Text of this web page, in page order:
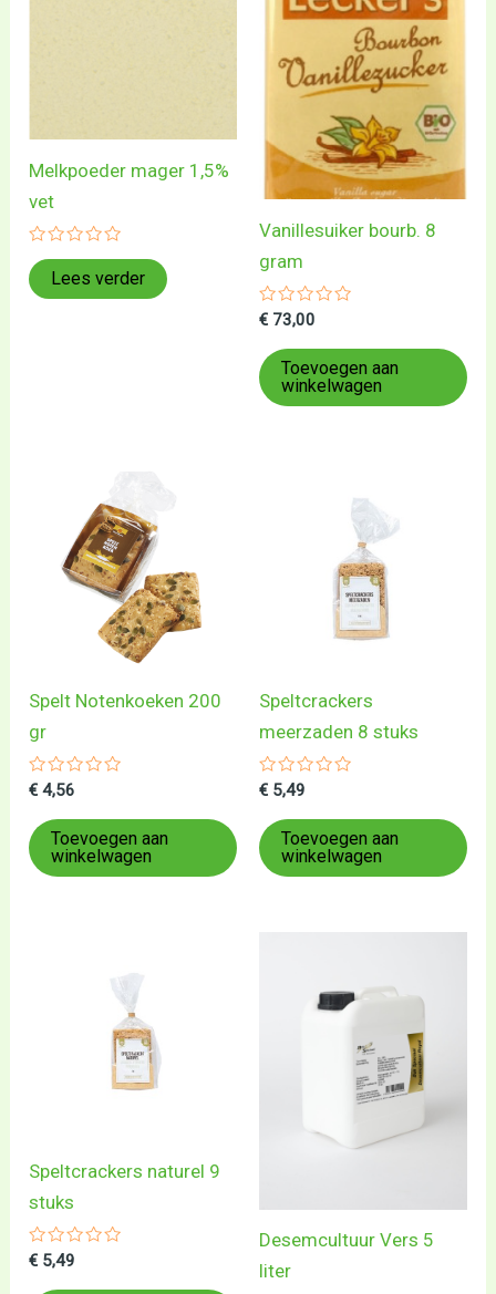
Melkpoeder mager 1,5%
vet
Gewaardeerd
0
uitLees verder
Vanillesuiker bourb. 8
gram
Gewaardeerd
uit
5
€ 73,00
Toevoegen aan
winkelwagen
Spelt Notenkoeken 200
gr
Gewaardeerd
uit
5
€ 4,56
Toevoegen aan
winkelwagen
Speltcrackers
meerzaden 8 stuks
Gewaardeerd
uit
5
€ 5,49
Toevoegen aan
winkelwagen
Speltcrackers naturel 9
stuks
Gewaardeerd
uit
€ 5,49
Desemcultuur Vers 5
liter